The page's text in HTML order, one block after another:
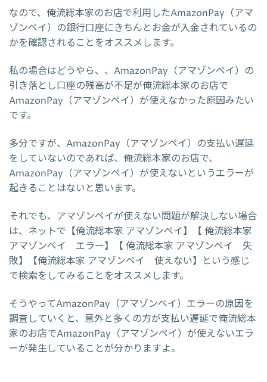
なので、俺流総本家のお店で利用したAmazonPay（アマ
ゾンペイ）の銀行口座にきちんとお金が入金されているの
かを確認されることをオススメします。
私の場合はどうやら、、AmazonPay（アマゾンペイ）の
引き落とし口座の残高が不足が俺流総本家のお店で
AmazonPay（アマゾンペイ）が使えなかった原因みたい
です。
多分ですが、AmazonPay（アマゾンペイ）の支払い遅延
をしていないのであれば、俺流総本家のお店で、
AmazonPay（アマゾンペイ）が使えないというエラーが
起きることはないと思います。
それでも、アマゾンペイが使えない問題が解決しない場合
は、ネットで【俺流総本家 アマゾンペイ】【 俺流総本家
アマゾンペイ エラー】【 俺流総本家 アマゾンペイ 失
敗】【俺流総本家 アマゾンペイ 使えない】という感じ
で検索をしてみることをオススメします。
そうやってAmazonPay（アマゾンペイ）エラーの原因を
調査していくと、意外と多くの方が支払い遅延で俺流総本
家のお店でAmazonPay（アマゾンペイ）が使えないエラ
ーが発生していることが分かりますよ。